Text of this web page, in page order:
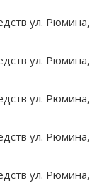
ул. Рюмина,
ул. Рюмина,
ул. Рюмина,
ул. Рюмина,
ул. Рюмина,